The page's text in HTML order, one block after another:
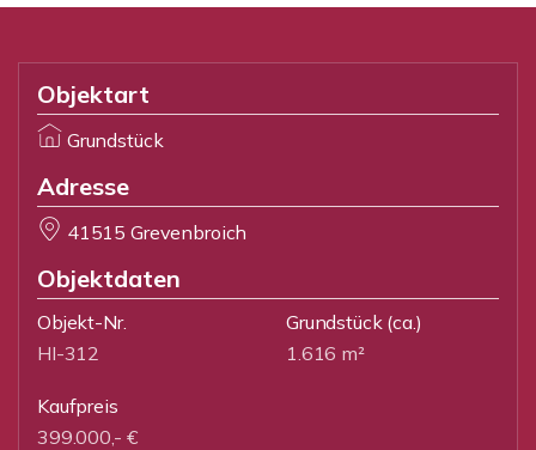
Objektart
Grundstück
Adresse
41515 Grevenbroich
Objektdaten
Objekt-Nr.
HI-312
Grundstück(ca.)
1.616 m²
Kaufpreis
399.000,- €